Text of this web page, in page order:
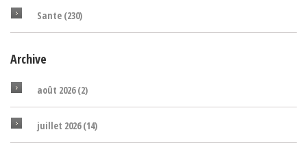
Sante (230)
Archive
août 2026(2)
juillet 2026(14)